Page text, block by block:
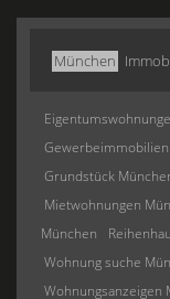
München
Grundstück
Mietwohnungen
München
Wohnung suche
Wohnungsanzeigen